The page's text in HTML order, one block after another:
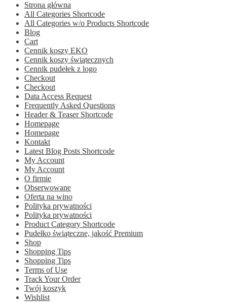
Strona główna
All Categories Shortcode
All Categories w/o Products Shortcode
Blog
Cart
Cennik koszy EKO
Cennik koszy świątecznych
Cennik pudełek z logo
Checkout
Checkout
Data Access Request
Frequently Asked Questions
Header & Teaser Shortcode
Homepage
Homepage
Kontakt
Latest Blog Posts Shortcode
My Account
My Account
O firmie
Obserwowane
Oferta na wino
Polityka prywatności
Polityka prywatności
Product Category Shortcode
Pudełko świąteczne, jakość Premium
Shop
Shopping Tips
Shopping Tips
Terms of Use
Track Your Order
Twój koszyk
Wishlist